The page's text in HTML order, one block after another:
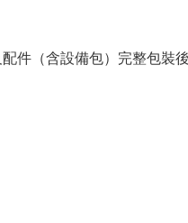
件（含設備包）完整包裝後